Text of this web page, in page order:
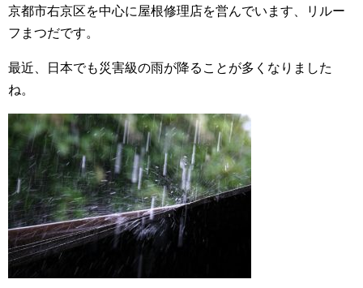
京都市右京区を中心に屋根修理店を営んでいます、リルー
フまつだです。
最近、日本でも災害級の雨が降ることが多くなりました
ね。